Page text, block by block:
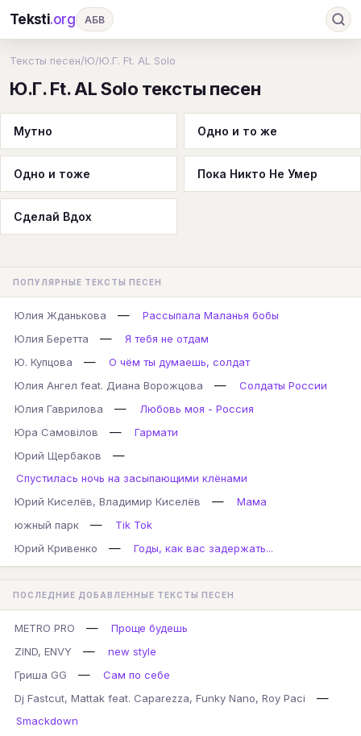
Teksti.org АБВ
И К Л М Н О П
Т У Ф Х Ц Ч Ш Э Ю
Я En A B C D E F G
H M N O
Q R
Тексты песен/Ю/Ю.Г. Ft. AL Solo
Ю.Г. Ft. AL Solo тексты песен
Мутно Одно и то же
Одно и тоже Пока Никто Не Умер
Сделай Вдох
ПОПУЛЯРНЫЕ ТЕКСТЫ ПЕСЕН
Юлия Жданькова —
Рассыпала Маланья бобы
Юлия Беретта
—
Я тебя не отдам
Ю. Купцова
—
О чём ты думаешь, солдат
Юлия Ангел feat. Диана Ворожцова
—
Солдаты России
Юлия Гаврилова
—
Любовь моя - Россия
Юра Самовілов
—
Гармати
Юрий Щербаков
—
Спустилась ночь на засыпающими клёнами
Юрий Киселёв, Владимир Киселёв
—
Мама
южный парк
—
Tik Tok
Юрий Кривенко
— Годы, как вас задержать...
ПОСЛЕДНИЕ ДОБАВЛЕННЫЕ ТЕКСТЫ ПЕСЕН
METRO PRO —
Проще будешь
ZIND, ENVY
—
new style
Гриша GG
—
Сам по себе
Dj Fastcut, Mattak feat. Caparezza, Funky Nano, Roy Paci
—
Smackdown